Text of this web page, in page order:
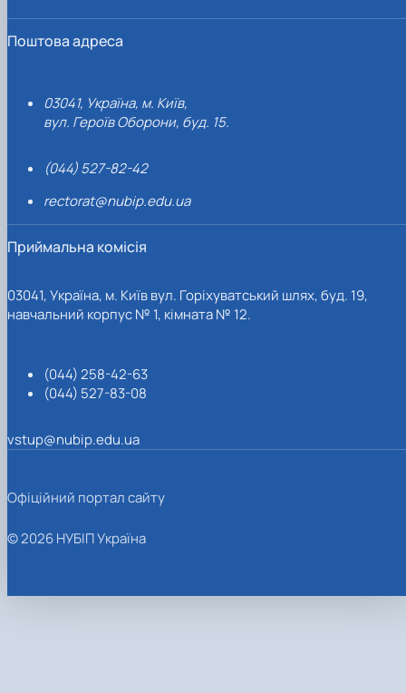
Поштова адреса
03041, Україна, м. Київ,
вул. Героїв Оборони, буд. 15.
(044) 527-82-42
rectorat@nubip.edu.ua
Приймальна комісія
03041, Україна, м. Київ вул. Горіхуватський шлях, буд. 19,
навчальний корпус № 1, кімната № 12.
(044) 258-42-63
(044) 527-83-08
vstup@nubip.edu.ua
Офіційний портал сайту
© 2026 НУБІП Україна